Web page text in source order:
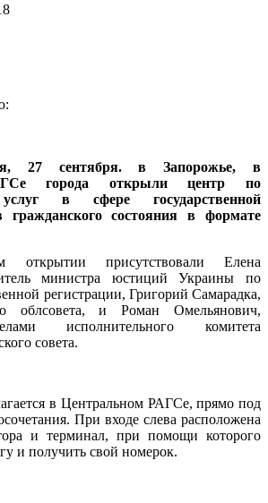
27 сентября. в Запорожье, в
города открыли центр по
услуг в сфере государственной
гражданского состояния в формате
открытии присутствовали Елена
министра юстиций Украины по
регистрации, Григорий Самарадка,
облсовета, и Роман Омельянович,
исполнительного комитета
совета.
в Центральном РАГСе, прямо под
При входе слева расположена
и терминал, при помощи которого
и получить свой номерок.